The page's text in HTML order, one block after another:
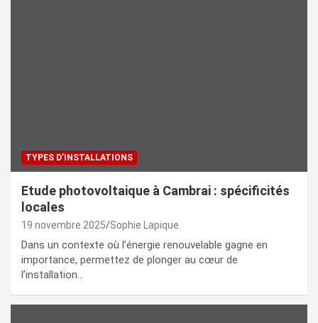
TYPES D’INSTALLATIONS
Etude photovoltaique à Cambrai : spécificités
locales
19 novembre 2025 Sophie Lapique
Dans un contexte où l’énergie renouvelable gagne en
importance, permettez de plonger au cœur de
l’installation…